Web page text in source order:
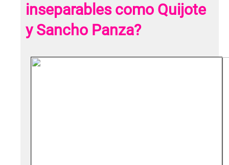
inseparables como Quijote
y Sancho Panza?